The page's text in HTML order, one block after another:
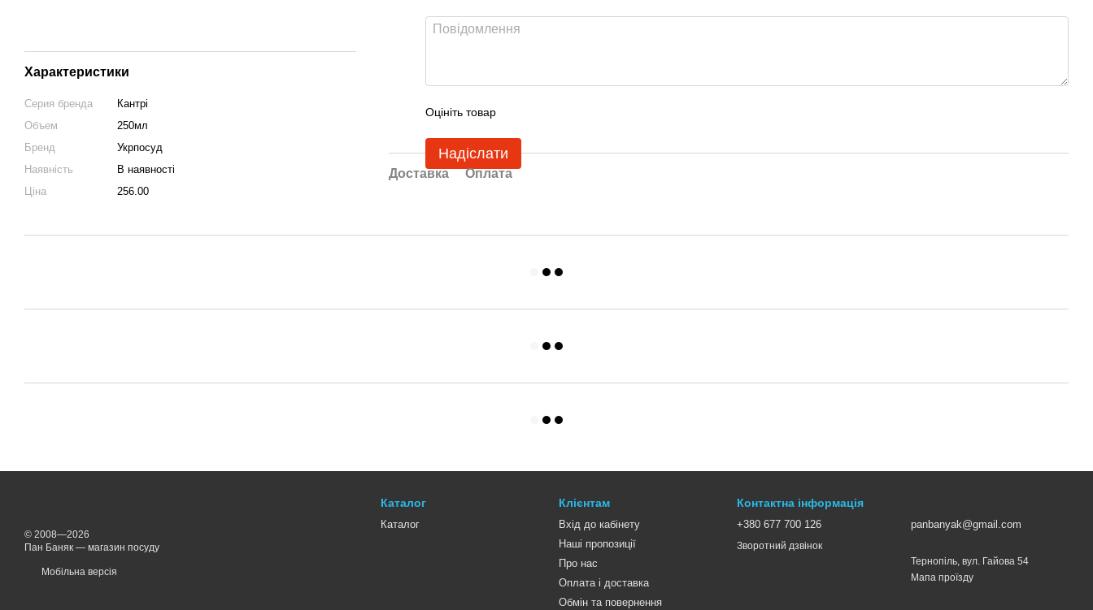
Характеристики
Серия бренда
Кантрі
Объем
250мл
Бренд
Укрпосуд
Наявність
В наявності
Ціна
256.00
Оцініть товар
Надіслати
Доставка Оплата
© 2008—2026
Пан Баняк — магазин посуду
Мобільна версія
Каталог
Каталог
Клієнтам
Вхід до кабінету
Наші пропозиції
Про нас
Оплата і доставка
Обмін та повернення
Контактна інформація
+380 677 700 126
Зворотний дзвінок
panbanyak@gmail.com
Тернопіль, вул. Гайова 54
Мапа проїзду